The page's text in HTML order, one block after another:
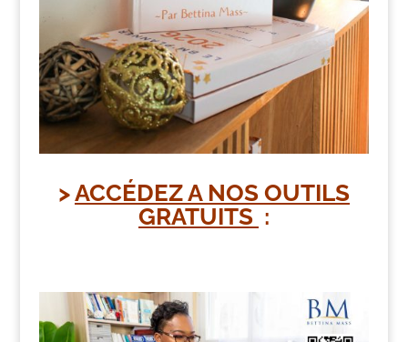
>ACCÉDEZ A NOS OUTILS
GRATUITS :